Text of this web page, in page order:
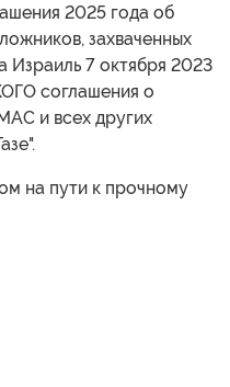
2025 года об
захваченных
7 октября 2023
соглашения о
и всех других
на пути к прочному